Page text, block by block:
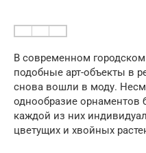
В современном
подобные арт-объекты в
снова вошли в моду.
однообразие орнаментов
каждой из них
цветущих и хвойных